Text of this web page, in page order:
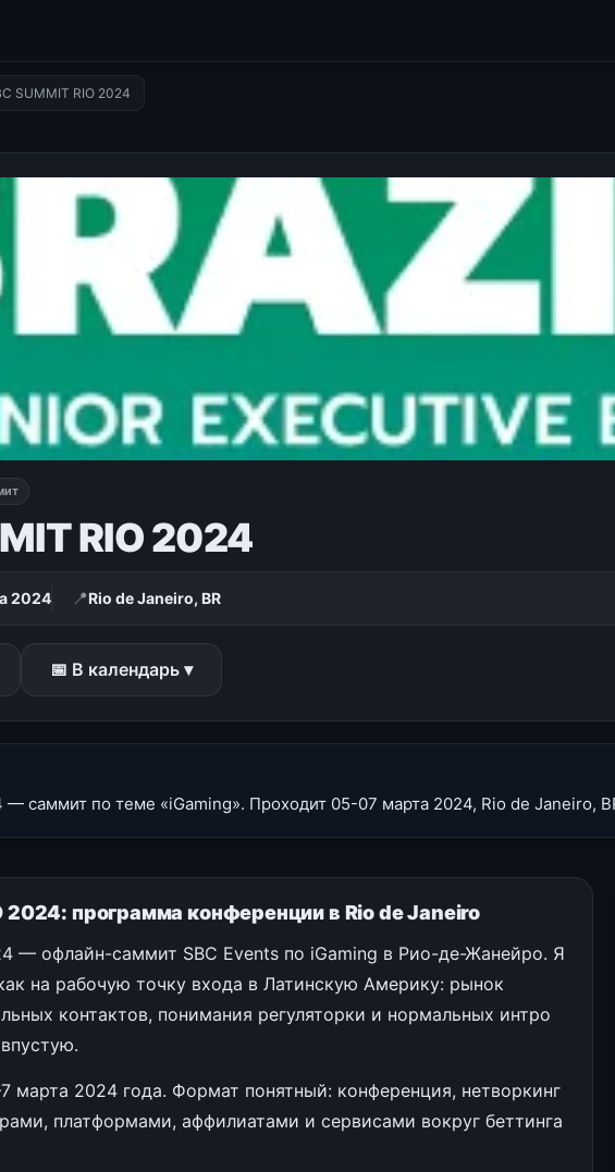
SUMMIT RIO 2024
RIO 2024
2024 📍Rio de Janeiro, BR
📅 В календарь ▾
— саммит по теме «iGaming». Проходит 05-07 марта 2024, Rio de Janeiro,
2024: программа конференции в Rio de Janeiro
— офлайн-саммит SBC Events по iGaming в Рио-де-Жанейро. Я
на рабочую точку входа в Латинскую Америку: рынок
контактов, понимания регуляторки и нормальных интро
марта 2024 года. Формат понятный: конференция, нетворкинг
платформами, аффилиатами и сервисами вокруг беттинга